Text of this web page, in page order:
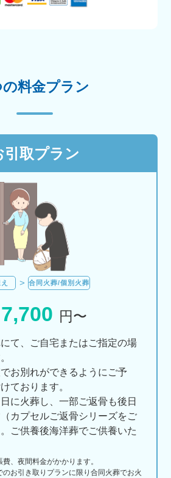
料金プラン
引取プラン
合同火葬/個別火葬
7,700 円〜
て、ご自宅またはご指定の場
お別れができるようにご予
ております。
に火葬し、一部ご返骨も後日
カプセルご返骨シリーズをご
ご供養後海洋葬でご供養いた
費、夜間料金がかかります。
お引き取りプランに限り合同火葬でお火